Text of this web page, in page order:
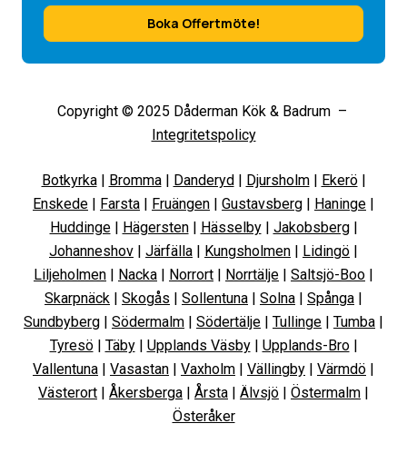
Boka Offertmöte!
Copyright © 2025 Dåderman Kök & Badrum –
Integritetspolicy
Botkyrka| Bromma| Danderyd Djursholm| Ekerö|
Enskede
Farsta Fruängen Gustavsberg Haninge
Huddinge| Hägersten| Hässelby| Jakobsberg|
Johanneshov
Järfälla Kungsholmen Lidingö
Liljeholmen
Nacka Norrort Norrtälje Saltsjö-Boo
Skarpnäck
Skogås Sollentuna Solna Spånga
Sundbyberg
Södermalm Södertälje Tullinge Tumba
Tyresö| Täby| Upplands Väsby| Upplands-Bro|
Vallentuna
Vasastan Vaxholm Vällingby Värmdö
Västerort
Åkersberga Årsta Älvsjö Östermalm
Österåker